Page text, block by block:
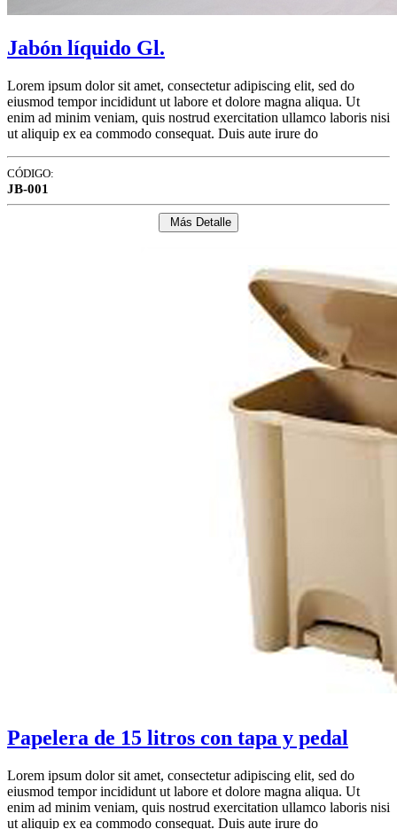
Jabón líquido Gl.
Lorem ipsum dolor sit amet, consectetur adipiscing elit, sed do
eiusmod tempor incididunt ut labore et dolore magna aliqua. Ut
enim ad minim veniam, quis nostrud exercitation ullamco laboris nisi
ut aliquip ex ea commodo consequat. Duis aute irure do
CÓDIGO:
JB-001
Más Detalle
Papelera de 15 litros con tapa y pedal
Lorem ipsum dolor sit amet, consectetur adipiscing elit, sed do
eiusmod tempor incididunt ut labore et dolore magna aliqua. Ut
enim ad minim veniam, quis nostrud exercitation ullamco laboris nisi
ut aliquip ex ea commodo consequat. Duis aute irure do